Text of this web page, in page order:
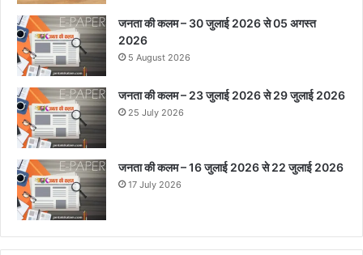
जनता की कलम – 30 जुलाई 2026 से 05 अगस्त
2026
5 August 2026
जनता की कलम – 23 जुलाई 2026 से 29 जुलाई 2026
25 July 2026
जनता की कलम – 16 जुलाई 2026 से 22 जुलाई 2026
17 July 2026